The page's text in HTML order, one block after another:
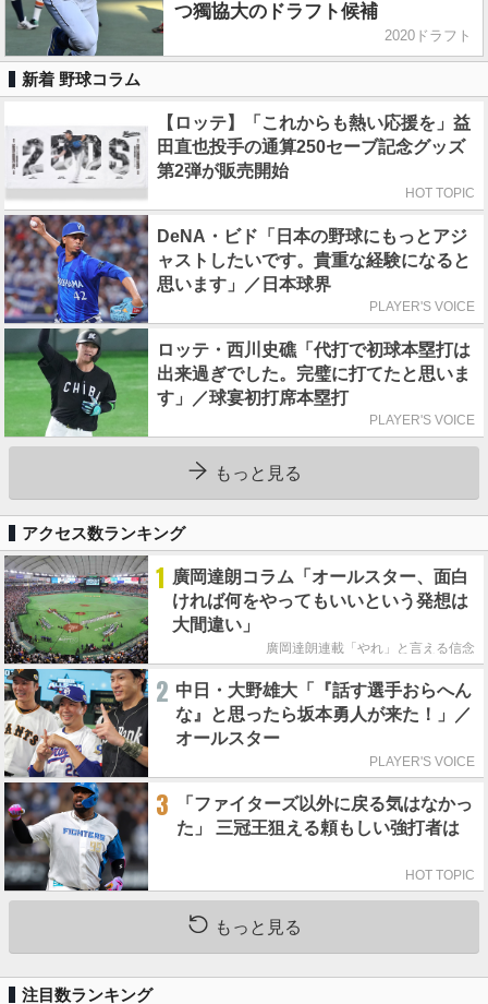
つ獨協大のドラフト候補
2020ドラフト
新着 野球コラム
【ロッテ】「これからも熱い応援を」益
田直也投手の通算250セーブ記念グッズ
第2弾が販売開始
HOT TOPIC
DeNA・ビド「日本の野球にもっとアジ
ャストしたいです。貴重な経験になると
思います」／日本球界
PLAYER'S VOICE
ロッテ・西川史礁「代打で初球本塁打は
出来過ぎでした。完璧に打てたと思いま
す」／球宴初打席本塁打
PLAYER'S VOICE
もっと見る
アクセス数ランキング
1 廣岡達朗コラム「オールスター、面白
ければ何をやってもいいという発想は
大間違い」
廣岡達朗連載「やれ」と言える信念
2 中日・大野雄大「『話す選手おらへん
な』と思ったら坂本勇人が来た！」／
オールスター
PLAYER'S VOICE
3
「ファイターズ以外に戻る気はなかっ
た」 三冠王狙える頼もしい強打者は
HOT TOPIC
もっと見る
注目数ランキング